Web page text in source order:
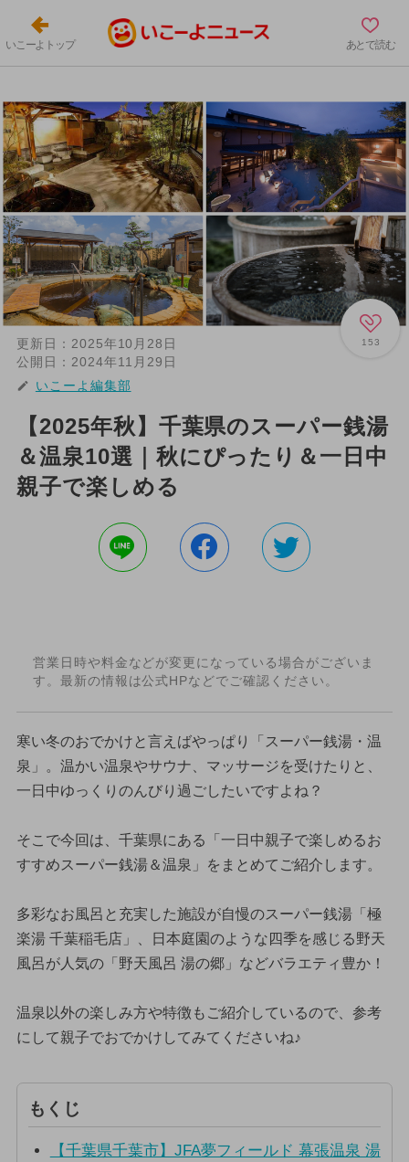
いこーよトップ あとで読む
153
更新日： 2025年10月28日
公開日： 2024年11月29日
いこーよ編集部
【2025年秋】千葉県のスーパー銭湯
＆温泉10選｜秋にぴったり＆一日中
親子で楽しめる
営業日時や料金などが変更になっている場合がございま
す。最新の情報は公式HPなどでご確認ください。
寒い冬のおでかけと言えばやっぱり「スーパー銭湯・温
泉」。温かい温泉やサウナ、マッサージを受けたりと、
一日中ゆっくりのんびり過ごしたいですよね？
そこで今回は、千葉県にある「一日中親子で楽しめるお
すすめスーパー銭湯＆温泉」をまとめてご紹介します。
多彩なお風呂と充実した施設が自慢のスーパー銭湯「極
楽湯 千葉稲毛店」、日本庭園のような四季を感じる野天
風呂が人気の「野天風呂 湯の郷」などバラエティ豊か！
温泉以外の楽しみ方や特徴もご紹介しているので、参考
にして親子でおでかけしてみてくださいね♪
もくじ
【千葉県千葉市】JFA夢フィールド 幕張温泉 湯